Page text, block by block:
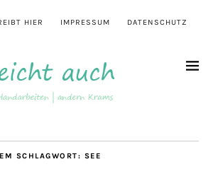
HIER IMPRESSUM DATENSCHUTZ
SCHLAGWORT: SEE